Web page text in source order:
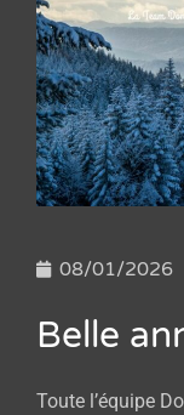
08/01/2026
Belle
Toute l’équipe